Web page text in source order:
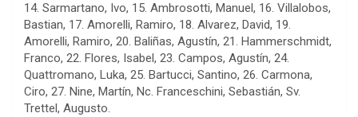
14. Sarmartano, Ivo, 15. Ambrosotti, Manuel, 16. Villalobos,
Bastian, 17. Amorelli, Ramiro, 18. Alvarez, David, 19.
Amorelli, Ramiro, 20. Baliñas, Agustín, 21. Hammerschmidt,
Franco, 22. Flores, Isabel, 23. Campos, Agustín, 24.
Quattromano, Luka, 25. Bartucci, Santino, 26. Carmona,
Ciro, 27. Nine, Martín, Nc. Franceschini, Sebastián, Sv.
Trettel, Augusto.